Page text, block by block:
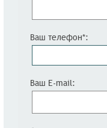
Ваш телефон*:
Ваш E-mail: